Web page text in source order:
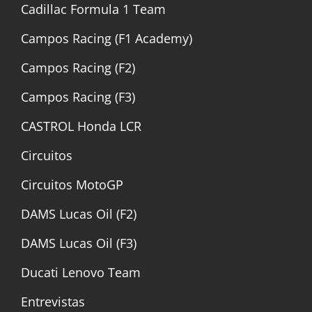
Cadillac Formula 1 Team
Campos Racing (F1 Academy)
Campos Racing (F2)
Campos Racing (F3)
CASTROL Honda LCR
Circuitos
Circuitos MotoGP
DAMS Lucas Oil (F2)
DAMS Lucas Oil (F3)
Ducati Lenovo Team
Entrevistas